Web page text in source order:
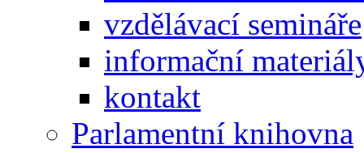
vzdělávací semináře
informační
kontakt
Parlamentní knihovna